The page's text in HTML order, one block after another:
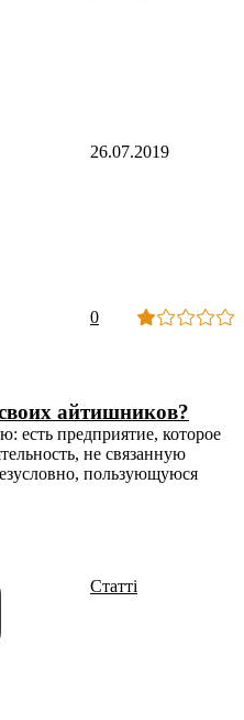
26.07.2019
0
айтишников?
есть предприятие, которое
не связанную
пользующуюся
Статті